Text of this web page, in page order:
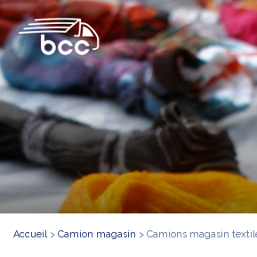
Accueil> Camion magasin > Camions magasin